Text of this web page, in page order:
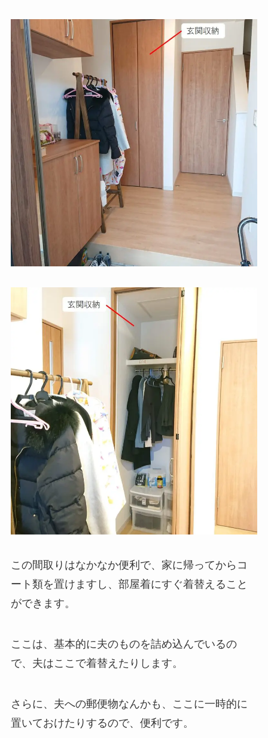
この間取りはなかなか便利で、家に帰ってからコ
ート類を置けますし、部屋着にすぐ着替えること
ができます。
ここは、基本的に夫のものを詰め込んでいるの
で、夫はここで着替えたりします。
さらに、夫への郵便物なんかも、ここに一時的に
置いておけたりするので、便利です。